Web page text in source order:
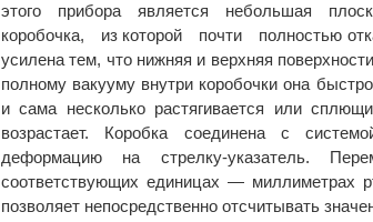
этого прибора является небольшая
коробочка, из которой почти полностью
усилена тем, что нижняя и верхняя
полному вакууму внутри коробочки она
и сама несколько растягивается или
возрастает. Коробка соединена с
деформацию на стрелку-указатель.
соответствующих единицах — миллиметрах
позволяет непосредственно отсчитывать